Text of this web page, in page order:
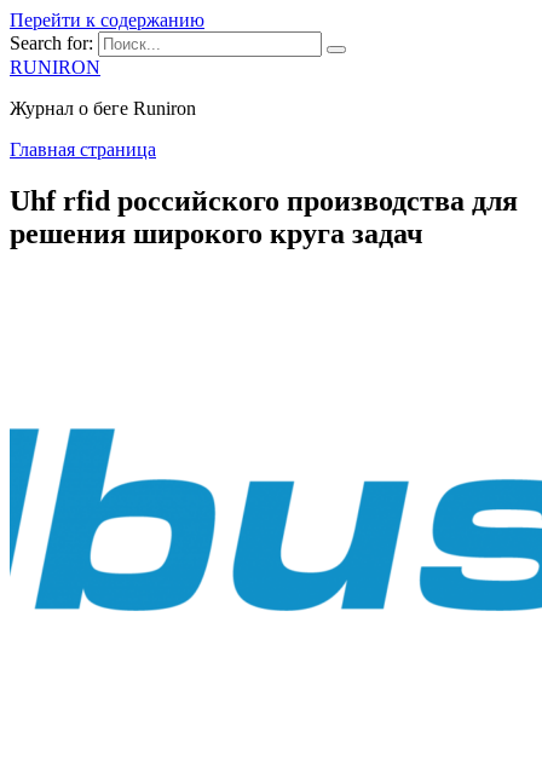
Перейти к содержанию
Search for:
RUNIRON
Журнал о беге Runiron
Главная страница
Uhf rfid российского производства для
решения широкого круга задач